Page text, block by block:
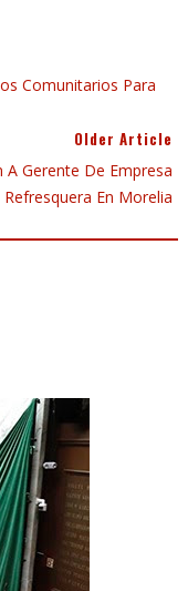
Comunitarios Para
Older Article
A Gerente De Empresa
Refresquera En Morelia